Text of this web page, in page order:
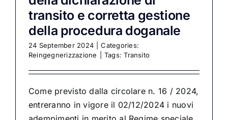
transito e corretta gestione
della procedura doganale
24 September 2024
Categories:
Reingegnerizzazione
Tags:Transito
Come previsto dalla circolare n. 16 / 2024,
entreranno in vigore il 02/12/2024 i nuovi